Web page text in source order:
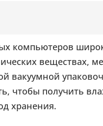
компьютеров
веществах,
вакуумной
чтобы получить
хранения.